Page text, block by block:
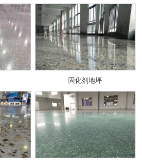
固化剂地坪